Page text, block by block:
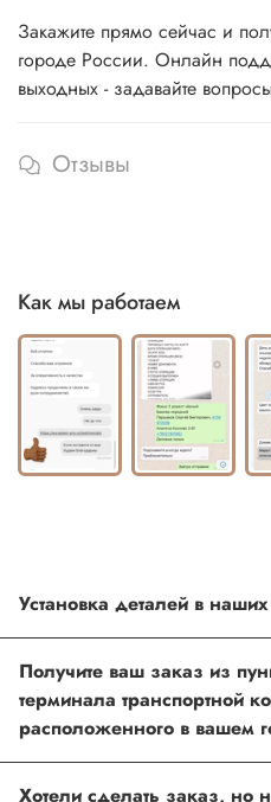
Закажите прямо сейчас и
городе России. Онлайн
выходных - задавайте
Отзывы
Как мы работаем
Установка деталей в
можно установить в любом
центров по Москве
Получите ваш заказ из
терминала транспортной
расположенного в вашем
Хотели сделать заказ, но